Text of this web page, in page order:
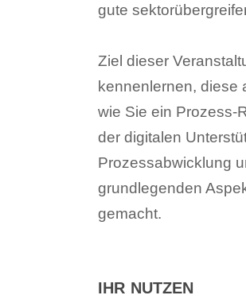
gute
Ziel dieser
kennenlernen, diese
wie Sie ein Prozess-
der digitalen
Prozessabwicklung
grundlegenden
gemacht.
IHR NUTZEN